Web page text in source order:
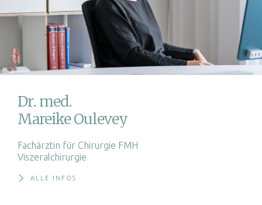
Dr. med.
Mareike Oulevey
Fachärztin für Chirurgie FMH
Viszeralchirurgie
ALLE INFOS